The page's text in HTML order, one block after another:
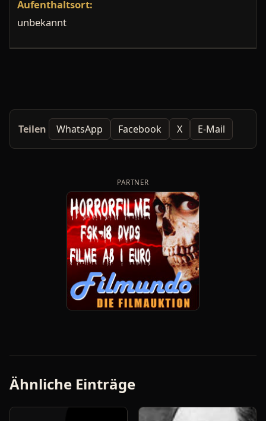
Aufenthaltsort:
unbekannt
Teilen WhatsApp Facebook X E-Mail
PARTNER
Ähnliche Einträge